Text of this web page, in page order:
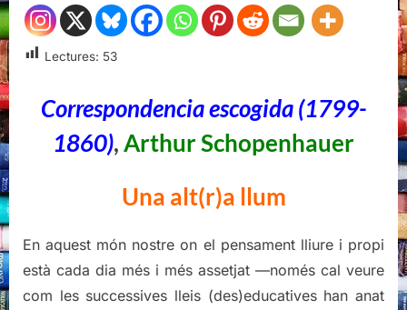
(1799-
1860),
2022
Lectures: 53
Correspondencia escogida (1799-
1860),Arthur Schopenhauer
Una alt(r)a llum
En aquest món nostre on el pensament lliure i propi
està cada dia més i més assetjat —només cal veure
com les successives lleis (des)educatives han anat